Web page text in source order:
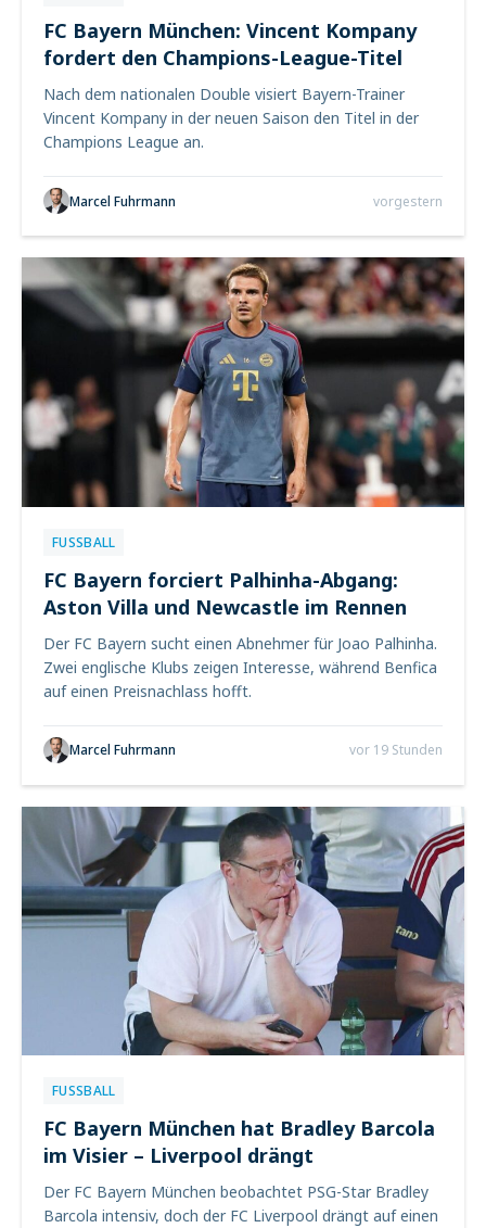
FC Bayern München: Vincent Kompany
fordert den Champions-League-Titel
Nach dem nationalen Double visiert Bayern-Trainer
Vincent Kompany in der neuen Saison den Titel in der
Champions League an.
Marcel Fuhrmann vorgestern
FUSSBALL
FC Bayern forciert Palhinha-Abgang:
Aston Villa und Newcastle im Rennen
Der FC Bayern sucht einen Abnehmer für Joao Palhinha.
Zwei englische Klubs zeigen Interesse, während Benfica
auf einen Preisnachlass hofft.
Marcel Fuhrmann vor 19 Stunden
FUSSBALL
FC Bayern München hat Bradley Barcola
im Visier – Liverpool drängt
Der FC Bayern München beobachtet PSG-Star Bradley
Barcola intensiv, doch der FC Liverpool drängt auf einen